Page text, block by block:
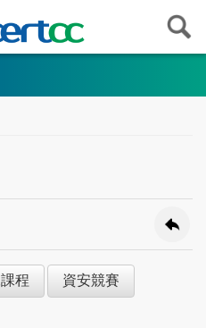
程 資安競賽